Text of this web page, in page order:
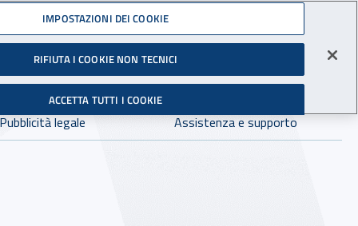
Infortuni sul Lavoro
Facebook - Sito esterno - Apertura in nuova finestra
X - Sito esterno - Apertura in nuova finestra
Instagram - Sito esterno - Apertura in
Linkedin - Sito esterno -
Youtube - Sito esterno -
Tiktok - SitoSpreaker -
Dove cercare:
in:tutto INAIL.it
Pubblicità legale Assistenza e supporto
IMPOSTAZIONI DEI COOKIE
RIFIUTA I COOKIE NON TECNICI
ACCETTA TUTTI I COOKIE